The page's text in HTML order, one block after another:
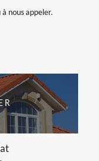
nous appeler.